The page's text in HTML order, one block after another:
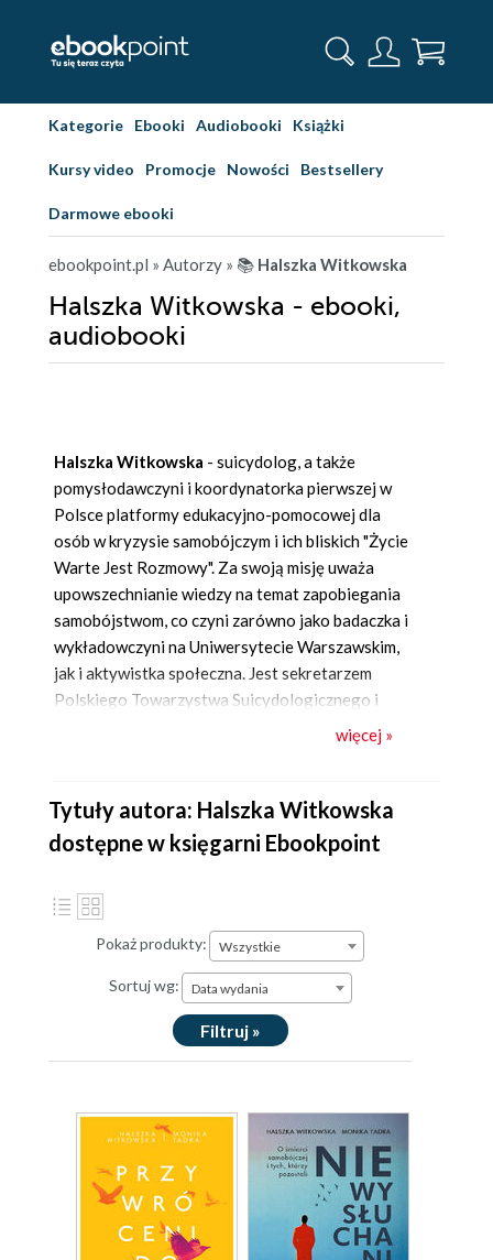
Kategorie Ebooki Audiobooki Książki
Kursy video Promocje Nowości Bestsellery
Darmowe ebooki
ebookpoint.pl » Autorzy » 📚 Halszka Witkowska
Halszka Witkowska - ebooki,
audiobooki
Halszka Witkowska - suicydolog, a także
pomysłodawczyni i koordynatorka pierwszej w
Polsce platformy edukacyjno-pomocowej dla
osób w kryzysie samobójczym i ich bliskich "Życie
Warte Jest Rozmowy". Za swoją misję uważa
upowszechnianie wiedzy na temat zapobiegania
samobójstwom, co czyni zarówno jako badaczka i
wykładowczyni na Uniwersytecie Warszawskim,
jak i aktywistka społeczna. Jest sekretarzem
Polskiego Towarzystwa Suicydologicznego i
ekspertem Ministerstwa Zdrowia. Dotąd
Listy samobójców jako gatunek wypowiedzi i fakt
kulturowy" (2021) oraz była jednym z redaktorów
naukowych publikacji "Autodestrukcja. Sytuacje
nie chce umierać. Autodestrukcja w perspektywie
kulturowej" (2022). Trenuje jeździectwo,
uczestniczy w zawodach.
więcej »
Tytuły autora: Halszka Witkowska
dostępne w księgarni Ebookpoint
Pokaż produkty: Wszystkie
Sortuj wg: Data wydania
Filtruj »